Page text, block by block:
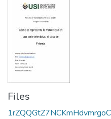
Files